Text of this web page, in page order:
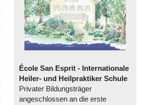
École San Esprit - Internationale
Heiler- und Heilpraktiker Schule
Privater Bildungsträger
angeschlossen an die erste